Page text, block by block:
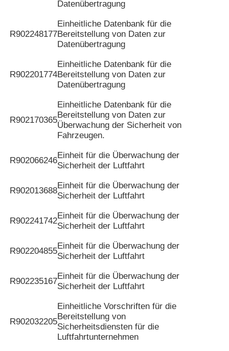
Datenübertragung
R902248177
Einheitliche Datenbank für die
Bereitstellung von Daten zur
Datenübertragung
R902201774
Einheitliche Datenbank für die
Bereitstellung von Daten zur
Datenübertragung
R902170365
Einheitliche Datenbank für die
Bereitstellung von Daten zur
Überwachung der Sicherheit von
Fahrzeugen.
R902066246
Einheit für die Überwachung der
Sicherheit der Luftfahrt
R902013688
Einheit für die Überwachung der
Sicherheit der Luftfahrt
R902241742
Einheit für die Überwachung der
Sicherheit der Luftfahrt
R902204855
Einheit für die Überwachung der
Sicherheit der Luftfahrt
R902235167
Einheit für die Überwachung der
Sicherheit der Luftfahrt
R902032205
Einheitliche Vorschriften für die
Bereitstellung von
Sicherheitsdiensten für die
Luftfahrtunternehmen